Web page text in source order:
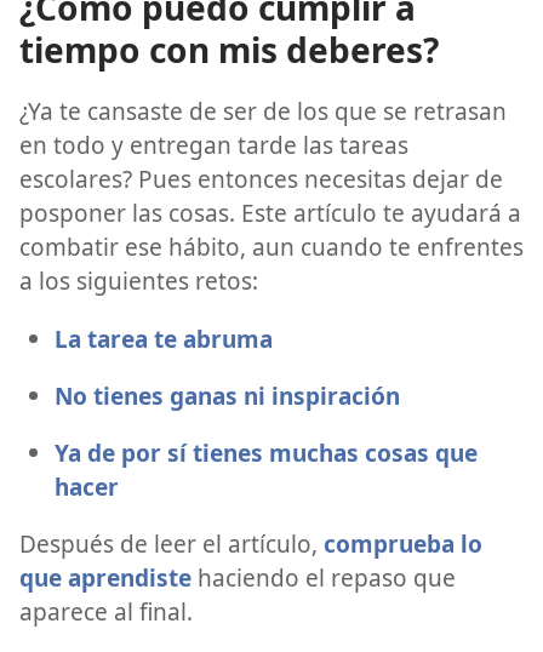
tiempo con mis deberes?
¿Ya te cansaste de ser de los que se retrasan
en todo y entregan tarde las tareas
escolares? Pues entonces necesitas dejar de
posponer las cosas. Este artículo te ayudará a
combatir ese hábito, aun cuando te enfrentes
a los siguientes retos:
La tarea te abruma
No tienes ganas ni inspiración
Ya de por sí tienes muchas cosas que
hacer
Después de leer el artículo, comprueba lo
que aprendiste haciendo el repaso que
aparece al final.